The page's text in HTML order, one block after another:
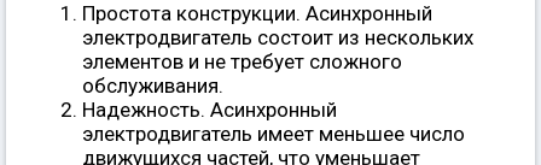
Простота конструкции. Асинхронный
электродвигатель состоит из нескольких
элементов и не требует сложного
обслуживания.
Надежность. Асинхронный
электродвигатель имеет меньшее число
движущихся частей, что уменьшает